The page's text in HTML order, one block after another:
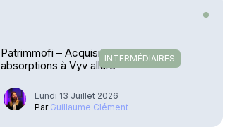
INTERMÉDIAIRES
Patrimmofi – Acquisitions et
absorptions à Vyv allure
Lundi 13 Juillet 2026
Par Guillaume Clément